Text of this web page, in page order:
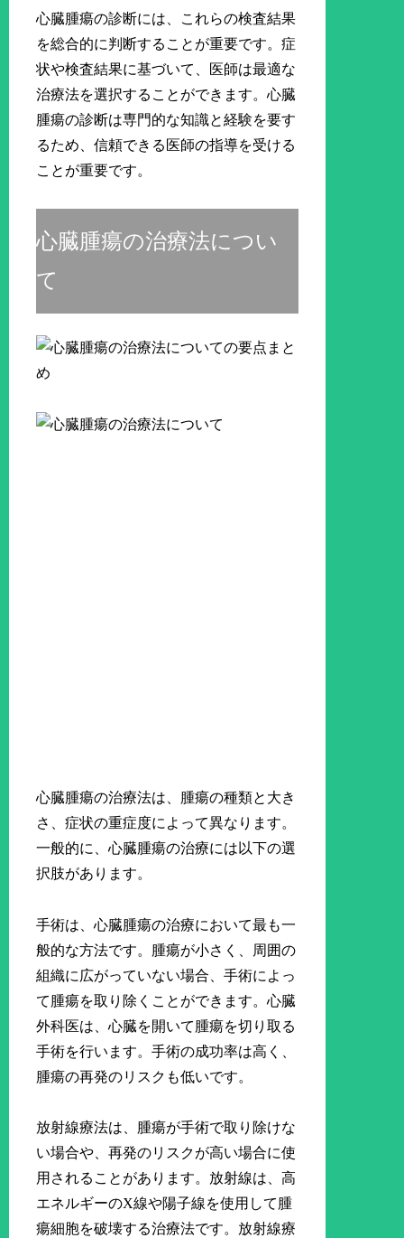
心臓腫瘍の診断には、これらの検査結果
を総合的に判断することが重要です。症
状や検査結果に基づいて、医師は最適な
治療法を選択することができます。心臓
腫瘍の診断は専門的な知識と経験を要す
るため、信頼できる医師の指導を受ける
ことが重要です。
心臓腫瘍の治療法につい
て
心臓腫瘍の治療法は、腫瘍の種類と大き
さ、症状の重症度によって異なります。
一般的に、心臓腫瘍の治療には以下の選
択肢があります。
手術は、心臓腫瘍の治療において最も一
般的な方法です。腫瘍が小さく、周囲の
組織に広がっていない場合、手術によっ
て腫瘍を取り除くことができます。心臓
外科医は、心臓を開いて腫瘍を切り取る
手術を行います。手術の成功率は高く、
腫瘍の再発のリスクも低いです。
放射線療法は、腫瘍が手術で取り除けな
い場合や、再発のリスクが高い場合に使
用されることがあります。放射線は、高
エネルギーのX線や陽子線を使用して腫
瘍細胞を破壊する治療法です。放射線療